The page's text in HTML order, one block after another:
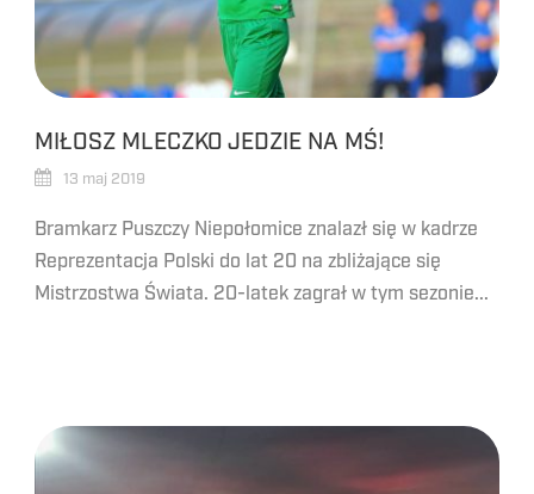
MIŁOSZ MLECZKO JEDZIE NA MŚ!
13 maj 2019
Bramkarz Puszczy Niepołomice znalazł się w kadrze
Reprezentacja Polski do lat 20 na zbliżające się
Mistrzostwa Świata. 20-latek zagrał w tym sezonie...